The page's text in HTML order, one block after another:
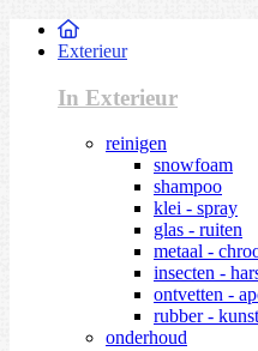
Exterieur
In Exterieur
reinigen
snowfoam
shampoo
klei - spray
glas - ruiten
metaal -
insecten -
ontvetten -
rubber -
onderhoud